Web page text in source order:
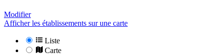
Modifier
Afficher les établissements sur une carte
Liste
Carte